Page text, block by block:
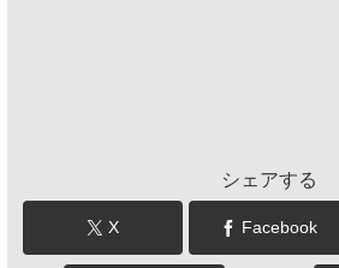
シェアする
X Facebook